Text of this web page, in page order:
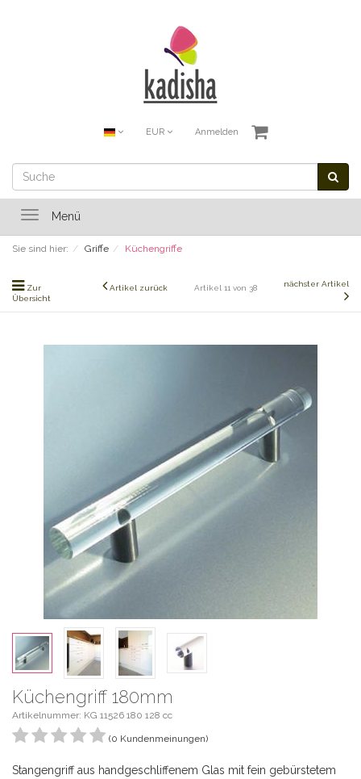
EUR Anmelden
ToggleMenü
Sie sind hier: Griffe Küchengriffe
Zur
Übersicht
Artikel zurück Artikel 11 von 38 nächster Artikel
Küchengriff 180mm
Artikelnummer: KG 11526 180 128 cc
(0 Kundenmeinungen)
Stangengriff aus handgeschliffenem Glas mit fein gebürstetem